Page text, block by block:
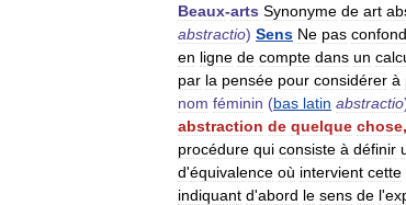
Beaux-arts Synonyme de art
abstractio) Sens Ne pas
en ligne de compte dans un
par la pensée pour considérer à
nom féminin (bas latin abstractio
abstraction de quelque chose,
procédure qui consiste à définir
d'équivalence où intervient cette
indiquant d'abord le sens de l'